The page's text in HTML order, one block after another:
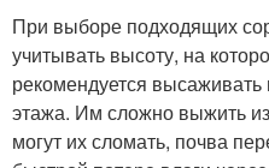
При выборе подходящих
учитывать высоту, на
рекомендуется
этажа. Им сложно выжить
могут их сломать, почва